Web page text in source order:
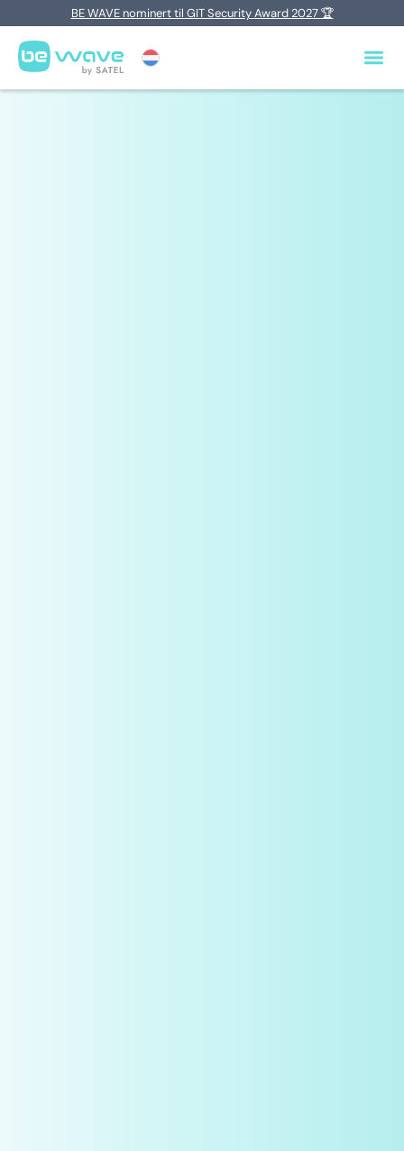
BE WAVE nominert til GIT Security Award 2027 🏆